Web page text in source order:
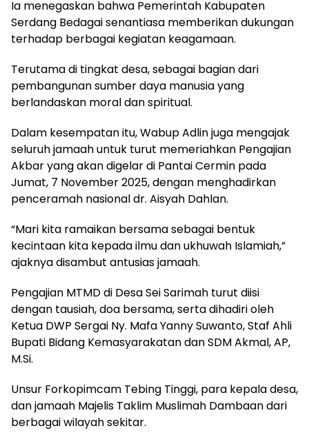
Ia menegaskan bahwa Pemerintah Kabupaten
Serdang Bedagai senantiasa memberikan dukungan
terhadap berbagai kegiatan keagamaan.
Terutama di tingkat desa, sebagai bagian dari
pembangunan sumber daya manusia yang
berlandaskan moral dan spiritual.
Dalam kesempatan itu, Wabup Adlin juga mengajak
seluruh jamaah untuk turut memeriahkan Pengajian
Akbar yang akan digelar di Pantai Cermin pada
Jumat, 7 November 2025, dengan menghadirkan
penceramah nasional dr. Aisyah Dahlan.
“Mari kita ramaikan bersama sebagai bentuk
kecintaan kita kepada ilmu dan ukhuwah Islamiah,”
ajaknya disambut antusias jamaah.
Pengajian MTMD di Desa Sei Sarimah turut diisi
dengan tausiah, doa bersama, serta dihadiri oleh
Ketua DWP Sergai Ny. Mafa Yanny Suwanto, Staf Ahli
Bupati Bidang Kemasyarakatan dan SDM Akmal, AP,
M.Si.
Unsur Forkopimcam Tebing Tinggi, para kepala desa,
dan jamaah Majelis Taklim Muslimah Dambaan dari
berbagai wilayah sekitar.